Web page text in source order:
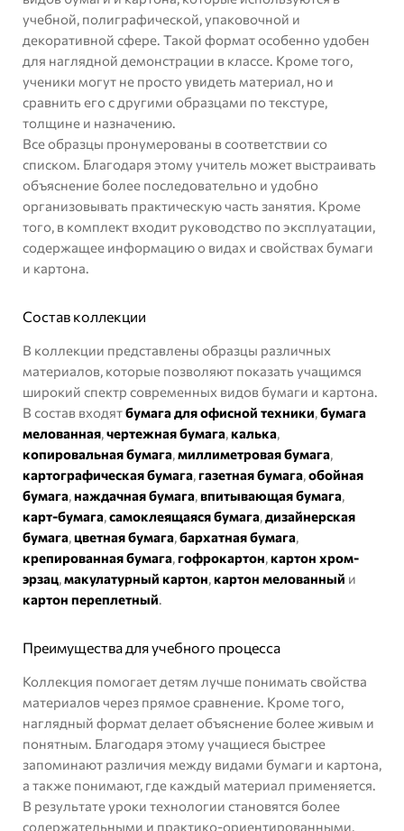
учебной, полиграфической, упаковочной и
декоративной сфере. Такой формат особенно удобен
для наглядной демонстрации в классе. Кроме того,
ученики могут не просто увидеть материал, но и
сравнить его с другими образцами по текстуре,
толщине и назначению.
Все образцы пронумерованы в соответствии со
списком. Благодаря этому учитель может выстраивать
объяснение более последовательно и удобно
организовывать практическую часть занятия. Кроме
того, в комплект входит руководство по эксплуатации,
содержащее информацию о видах и свойствах бумаги
и картона.
Состав коллекции
В коллекции представлены образцы различных
материалов, которые позволяют показать учащимся
широкий спектр современных видов бумаги и картона.
В состав входятбумага для офисной техники,бумага
мелованная,чертежная бумага,калька,
копировальная бумага,миллиметровая бумага,
картографическая бумага,газетная бумага,обойная
бумага,наждачная бумага,впитывающая бумага,
карт-бумага,самоклеящаяся бумага,дизайнерская
бумага,цветная бумага,бархатная бумага,
крепированная бумага,гофрокартон,картон хром-
эрзац,макулатурный картон,картон мелованный и
картон переплетный.
Преимущества для учебного процесса
Коллекция помогает детям лучше понимать свойства
материалов через прямое сравнение. Кроме того,
наглядный формат делает объяснение более живым и
понятным. Благодаря этому учащиеся быстрее
запоминают различия между видами бумаги и картона,
а также понимают, где каждый материал применяется.
В результате уроки технологии становятся более
содержательными и практико-ориентированными.